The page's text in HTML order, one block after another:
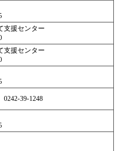
援センター
援センター
39-1248